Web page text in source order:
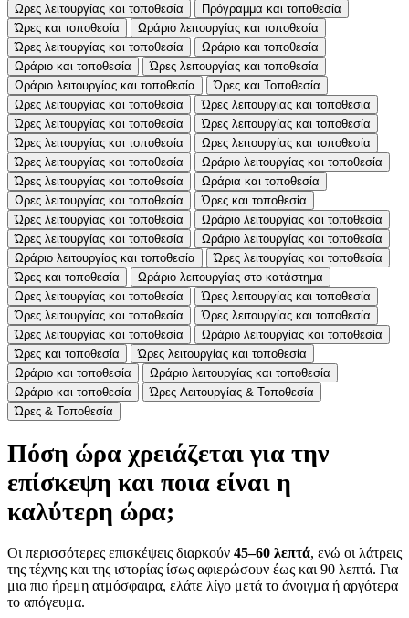
Ωρες λειτουργίας και τοποθεσία
Πρόγραμμα και τοποθεσία
Ώρες και τοποθεσία
Ωράριο λειτουργίας και τοποθεσία
Ώρες λειτουργίας και τοποθεσία
Ωράριο και τοποθεσία
Ωράριο και τοποθεσία
Ώρες λειτουργίας και τοποθεσία
Ωράριο λειτουργίας και τοποθεσία
Ώρες και Τοποθεσία
Ωρες λειτουργίας και τοποθεσία
Ώρες λειτουργίας και τοποθεσία
Ώρες λειτουργίας και τοποθεσία
Ώρες λειτουργίας και τοποθεσία
Ώρες λειτουργίας και τοποθεσία
Ωρες λειτουργίας και τοποθεσία
Ώρες λειτουργίας και τοποθεσία
Ωράριο λειτουργίας και τοποθεσία
Ώρες λειτουργίας και τοποθεσία
Ωράρια και τοποθεσία
Ωρες λειτουργίας και τοποθεσία
Ώρες και τοποθεσία
Ώρες λειτουργίας και τοποθεσία
Ωράριο λειτουργίας και τοποθεσία
Ώρες λειτουργίας και τοποθεσία
Ωράριο λειτουργίας και τοποθεσία
Ωράριο λειτουργίας και τοποθεσία
Ώρες λειτουργίας και τοποθεσία
Ώρες και τοποθεσία
Ωράριο λειτουργίας στο κατάστημα
Ωρες λειτουργίας και τοποθεσία
Ώρες λειτουργίας και τοποθεσία
Ώρες λειτουργίας και τοποθεσία
Ώρες λειτουργίας και τοποθεσία
Ώρες λειτουργίας και τοποθεσία
Ωράριο λειτουργίας και τοποθεσία
Ώρες και τοποθεσία
Ώρες λειτουργίας και τοποθεσία
Ωράριο και τοποθεσία
Ωράριο λειτουργίας και τοποθεσία
Ωράριο και τοποθεσία
Ώρες Λειτουργίας & Τοποθεσία
Ώρες & Τοποθεσία
Πόση ώρα χρειάζεται για την
επίσκεψη και ποια είναι η
καλύτερη ώρα;
Οι περισσότερες επισκέψεις διαρκούν 45–60 λεπτά, ενώ οι λάτρεις
της τέχνης και της ιστορίας ίσως αφιερώσουν έως και 90 λεπτά. Για
μια πιο ήρεμη ατμόσφαιρα, ελάτε λίγο μετά το άνοιγμα ή αργότερα
το απόγευμα.